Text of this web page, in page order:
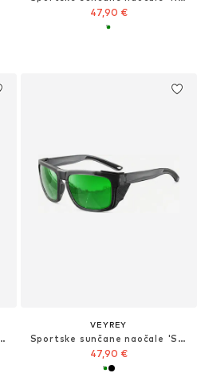
47,90 €
'Sport Sonnenbrille'
VEYREY
Sportske sunčane naočale 'Sport Sonnenbrille'
47,90 €